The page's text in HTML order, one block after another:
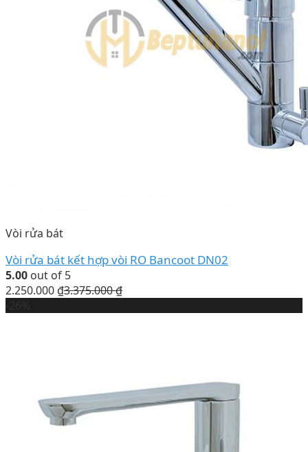
Vòi rửa bát
Vòi rửa bát kết hợp vòi RO Bancoot DN02
5.00 out of 5
2.250.000 ₫3.375.000₫